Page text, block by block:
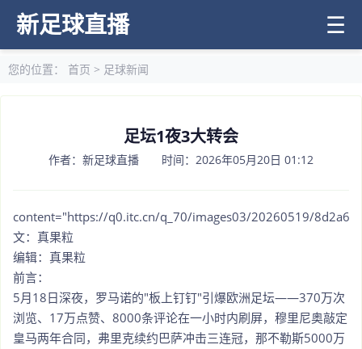
新足球直播 ☰
您的位置： 首页 > 足球新闻
足坛1夜3大转会
作者：新足球直播 时间：2026年05月20日 01:12
content="https://q0.itc.cn/q_70/images03/20260519/
文：真果粒
编辑：真果粒
前言：
5月18日深夜，罗马诺的"板上钉钉"引爆欧洲足坛——370万次
浏览、17万点赞、8000条评论在一小时内刷屏，穆里尼奥敲定
皇马两年合同，弗里克续约巴萨冲击三连冠，那不勒斯5000万